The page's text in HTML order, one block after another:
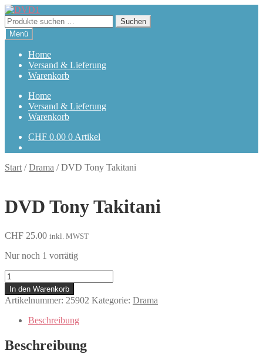
Zur
Navigation
springen
Zum
Inhalt
springen
Suchen
nach:
Suchen
Menü
Home
Versand & Lieferung
Warenkorb
Home
Versand & Lieferung
Warenkorb
CHF 0.00 0 Artikel
Start /Drama /DVD Tony Takitani
DVD Tony Takitani
CHF 25.00 inkl. MWST
Nur noch 1 vorrätig
Tony
Takitani
Menge
In den Warenkorb
Artikelnummer: 25902 Kategorie: Drama
Beschreibung
Beschreibung